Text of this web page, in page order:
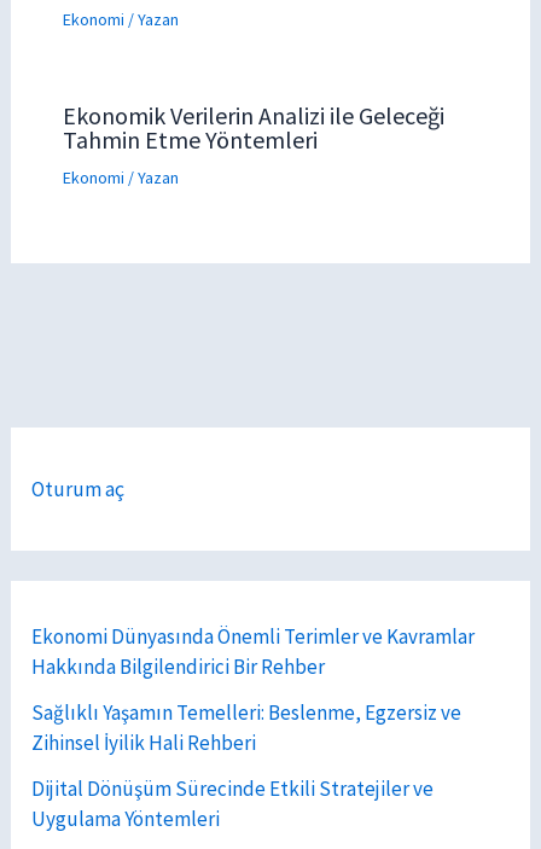
Ekonomi / Yazan
Ekonomik Verilerin Analizi ile Geleceği
Tahmin Etme Yöntemleri
Ekonomi / Yazan
Oturum aç
Ekonomi Dünyasında Önemli Terimler ve Kavramlar
Hakkında Bilgilendirici Bir Rehber
Sağlıklı Yaşamın Temelleri: Beslenme, Egzersiz ve
Zihinsel İyilik Hali Rehberi
Dijital Dönüşüm Sürecinde Etkili Stratejiler ve
Uygulama Yöntemleri